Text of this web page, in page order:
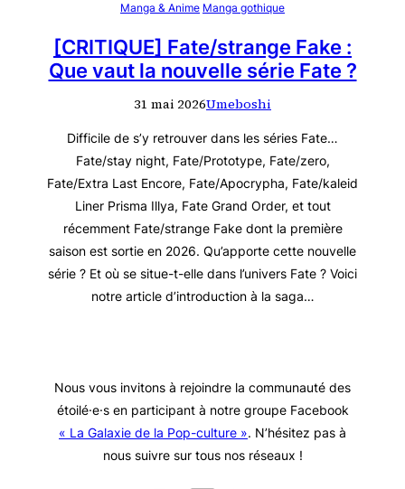
Manga & Anime Manga gothique
[CRITIQUE] Fate/strange Fake :
Que vaut la nouvelle série Fate ?
31 mai 2026Umeboshi
Difficile de s’y retrouver dans les séries Fate…
Fate/stay night, Fate/Prototype, Fate/zero,
Fate/Extra Last Encore, Fate/Apocrypha, Fate/kaleid
Liner Prisma Illya, Fate Grand Order, et tout
récemment Fate/strange Fake dont la première
saison est sortie en 2026. Qu’apporte cette nouvelle
série ? Et où se situe-t-elle dans l’univers Fate ? Voici
notre article d’introduction à la saga…
Nous vous invitons à rejoindre la communauté des
étoilé·e·s en participant à notre groupe Facebook
« La Galaxie de la Pop-culture ». N’hésitez pas à
nous suivre sur tous nos réseaux !